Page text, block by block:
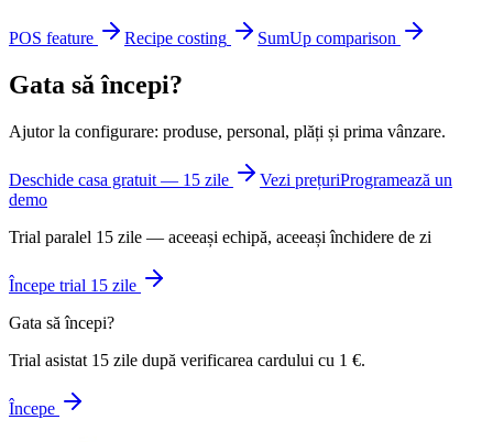
POS feature Recipe costing SumUp comparison
Gata să începi?
Ajutor la configurare: produse, personal, plăți și prima vânzare.
Deschide casa gratuit — 15 zile Vezi prețuriProgramează un
demo
Trial paralel 15 zile — aceeași echipă, aceeași închidere de zi
Începe trial 15 zile
Gata să începi?
Trial asistat 15 zile după verificarea cardului cu 1 €.
Începe